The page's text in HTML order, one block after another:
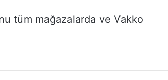
tüm mağazalarda ve Vakko